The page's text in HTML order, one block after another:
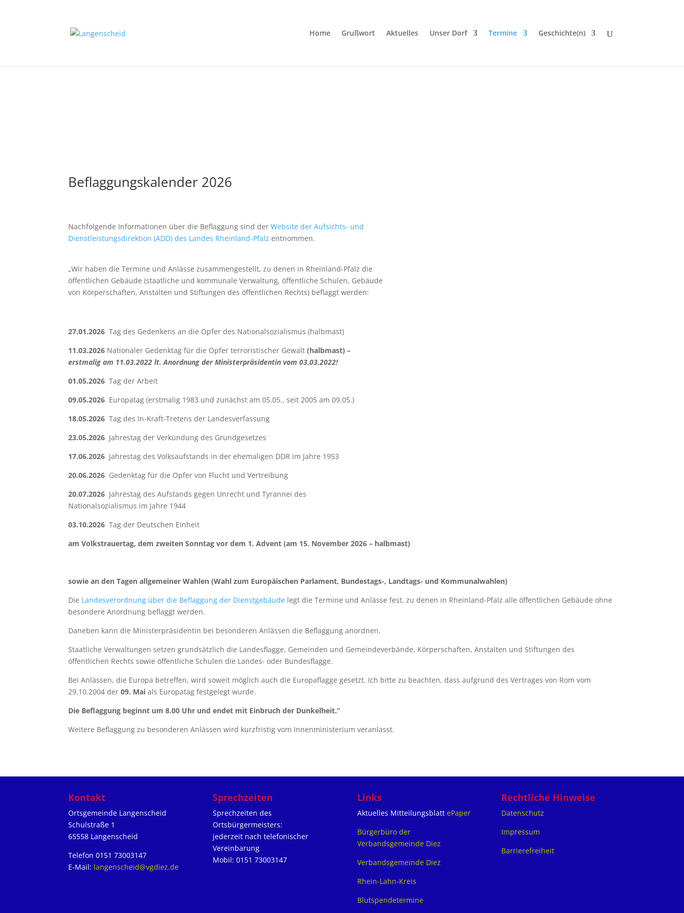
Home Grußwort Aktuelles Unser Dorf Termine Geschichte(n)
Beflaggungskalender 2026
Nachfolgende Informationen über die Beflaggung sind derWebsite der Aufsichts- und
Dienstleistungsdirektion (ADD) des Landes Rheinland-Pfalz entnommen.
„Wir haben die Termine und Anlässe zusammengestellt, zu denen in Rheinland-Pfalz die
öffentlichen Gebäude (staatliche und kommunale Verwaltung, öffentliche Schulen, Gebäude
von Körperschaften, Anstalten und Stiftungen des öffentlichen Rechts) beflaggt werden:
27.01.2026 Tag des Gedenkens an die Opfer des Nationalsozialismus (halbmast)
11.03.2026 Nationaler Gedenktag für die Opfer terroristischer Gewalt(halbmast) –
erstmalig am 11.03.2022 lt. Anordnung der Ministerpräsidentin vom 03.03.2022!
01.05.2026 Tag der Arbeit
09.05.2026 Europatag (erstmalig 1983 und zunächst am 05.05., seit 2005 am 09.05.)
18.05.2026Tag des In-Kraft-Tretens der Landesverfassung
23.05.2026 Jahrestag der Verkündung des Grundgesetzes
17.06.2026 Jahrestag des Volksaufstands in der ehemaligen DDR im Jahre 1953
20.06.2026 Gedenktag für die Opfer von Flucht und Vertreibung
20.07.2026 Jahrestag des Aufstands gegen Unrecht und Tyrannei des
Nationalsozialismus im Jahre 1944
03.10.2026 Tag der Deutschen Einheit
am Volkstrauertag, dem zweiten Sonntag vor dem 1. Advent (am 15. November 2026 – halbmast)
sowie an den Tagen allgemeiner Wahlen (Wahl zum Europäischen Parlament, Bundestags-, Landtags- und Kommunalwahlen)
Die Landesverordnung über die Beflaggung der Dienstgebäude legt die Termine und Anlässe fest, zu denen in Rheinland-Pfalz alle öffentlichen Gebäude ohne
besondere Anordnung beflaggt werden.
Daneben kann die Ministerpräsidentin bei besonderen Anlässen die Beflaggung anordnen.
Staatliche Verwaltungen setzen grundsätzlich die Landesflagge, Gemeinden und Gemeindeverbände, Körperschaften, Anstalten und Stiftungen des
öffentlichen Rechts sowie öffentliche Schulen die Landes- oder Bundesflagge.
Bei Anlässen, die Europa betreffen, wird soweit möglich auch die Europaflagge gesetzt. Ich bitte zu beachten, dass aufgrund des Vertrages von Rom vom
29.10.2004 der09. Mai als Europatag festgelegt wurde.
Die Beflaggung beginnt um 8.00 Uhr und endet mit Einbruch der Dunkelheit.“
Weitere Beflaggung zu besonderen Anlässen wird kurzfristig vom Innenministerium veranlasst.
Kontakt
Ortsgemeinde Langenscheid
Schulstraße 1
65558 Langenscheid
Telefon 0151 73003147
E-Mail: langenscheid@vgdiez.de
Sprechzeiten
Sprechzeiten des
Ortsbürgermeisters:
jederzeit nach telefonischer
Vereinbarung
Mobil: 0151 73003147
Links
Aktuelles Mitteilungsblatt ePaper
Bürgerbüro der
Verbandsgemeinde Diez
Verbandsgemeinde Diez
Rhein-Lahn-Kreis
Blutspendetermine
Rechtliche Hinweise
Datenschutz
Impressum
Barrierefreiheit